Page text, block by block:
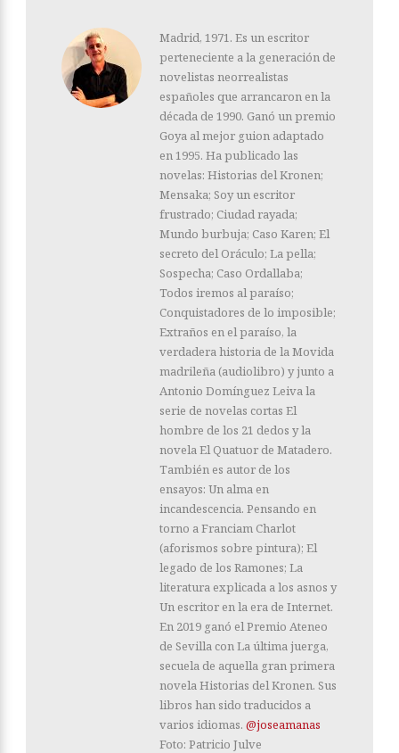
Madrid, 1971. Es un escritor
perteneciente a la generación de
novelistas neorrealistas
españoles que arrancaron en la
década de 1990. Ganó un premio
Goya al mejor guion adaptado
en 1995. Ha publicado las
novelas: Historias del Kronen;
Mensaka; Soy un escritor
frustrado; Ciudad rayada;
Mundo burbuja; Caso Karen; El
secreto del Oráculo; La pella;
Sospecha; Caso Ordallaba;
Todos iremos al paraíso;
Conquistadores de lo imposible;
Extraños en el paraíso, la
verdadera historia de la Movida
madrileña (audiolibro) y junto a
Antonio Domínguez Leiva la
serie de novelas cortas El
hombre de los 21 dedos y la
novela El Quatuor de Matadero.
También es autor de los
ensayos: Un alma en
incandescencia. Pensando en
torno a Franciam Charlot
(aforismos sobre pintura); El
legado de los Ramones; La
literatura explicada a los asnos y
Un escritor en la era de Internet.
En 2019 ganó el Premio Ateneo
de Sevilla con La última juerga,
secuela de aquella gran primera
novela Historias del Kronen. Sus
libros han sido traducidos a
varios idiomas. @joseamanas
Foto: Patricio Julve